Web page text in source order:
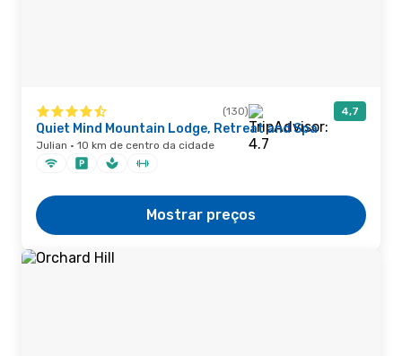
(130) 4,7
Quiet Mind Mountain Lodge, Retreat and Spa
Julian · 10 km de centro da cidade
Mostrar preços